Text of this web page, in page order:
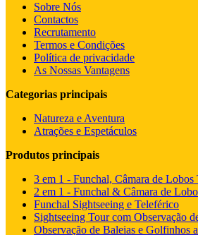
Sobre Nós
Contactos
Recrutamento
Termos e Condições
Política de privacidade
As Nossas Vantagens
Categorias principais
Natureza e Aventura
Atrações e Espetáculos
Produtos principais
3 em 1 - Funchal, Câmara de
2 em 1 - Funchal & Câmara de
Funchal Sightseeing e Teleférico
Sightseeing Tour com Observação
Observação de Baleias e Golfinhos